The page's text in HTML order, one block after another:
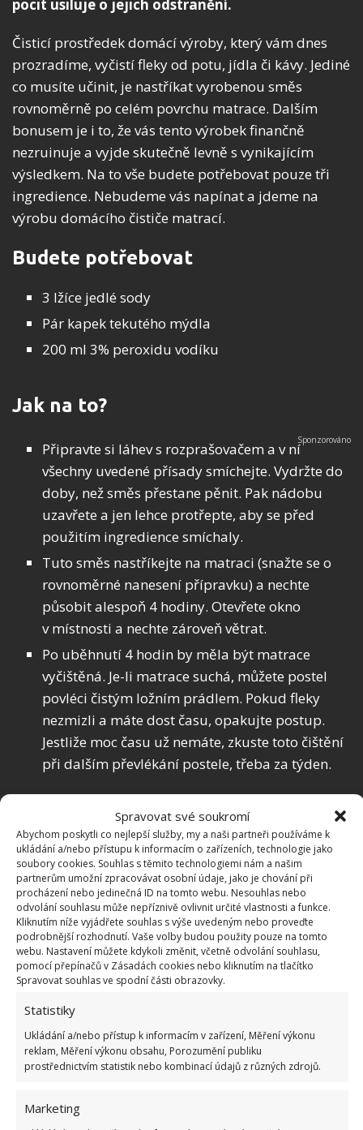
Spravovat své soukromí
Abychom poskytli co nejlepší služby, my a naši partneři používáme k
ukládání a/nebo přístupu k informacím o zařízeních, technologie jako
soubory cookies. Souhlas s těmito technologiemi nám a našim
partnerům umožní zpracovávat osobní údaje, jako je chování při
procházení nebo jedinečná ID na tomto webu. Nesouhlas nebo
odvolání souhlasu může nepříznivě ovlivnit určité vlastnosti a funkce.
Kliknutím níže vyjádřete souhlas s výše uvedeným nebo proveďte
podrobnější rozhodnutí. Vaše volby budou použity pouze na tomto
webu. Nastavení můžete kdykoli změnit, včetně odvolání souhlasu,
pomocí přepínačů v Zásadách cookies nebo kliknutím na tlačítko
Spravovat souhlas ve spodní části obrazovky.
Statistiky
Ukládání a/nebo přístup k informacím v zařízení, Měření výkonu
reklam, Měření výkonu obsahu, Porozumění publiku
prostřednictvím statistik nebo kombinací údajů z různých zdrojů.
Marketing
pocit usiluje o jejich odstranění.
Čisticí prostředek domácí výroby, který vám dnes
prozradíme, vyčistí fleky od potu, jídla či kávy. Jediné
co musíte učinit, je nastříkat vyrobenou směs
rovnoměrně po celém povrchu matrace. Dalším
bonusem je i to, že vás tento výrobek finančně
nezruinuje a vyjde skutečně levně s vynikajícím
výsledkem. Na to vše budete potřebovat pouze tři
ingredience. Nebudeme vás napínat a jdeme na
výrobu domácího čističe matrací.
Budete potřebovat
3 lžíce jedlé sody
Pár kapek tekutého mýdla
200 ml 3% peroxidu vodíku
Jak na to?
Připravte si láhev s rozprašovačem a v ní
všechny uvedené přísady smíchejte. Vydržte do
doby, než směs přestane pěnit. Pak nádobu
uzavřete a jen lehce protřepte, aby se před
použitím ingredience smíchaly.
Tuto směs nastříkejte na matraci (snažte se o
rovnoměrné nanesení přípravku) a nechte
působit alespoň 4 hodiny. Otevřete okno
v místnosti a nechte zároveň větrat.
Po uběhnutí 4 hodin by měla být matrace
vyčištěná. Je-li matrace suchá, můžete postel
povléci čistým ložním prádlem. Pokud fleky
nezmizli a máte dost času, opakujte postup.
Jestliže moc času už nemáte, zkuste toto čištění
při dalším převlékání postele, třeba za týden.